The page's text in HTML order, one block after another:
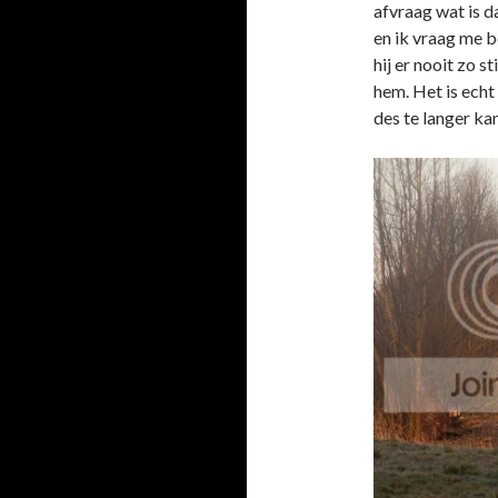
afvraag wat is
en ik vraag me
hij er nooit zo
hem. Het is
des te langer